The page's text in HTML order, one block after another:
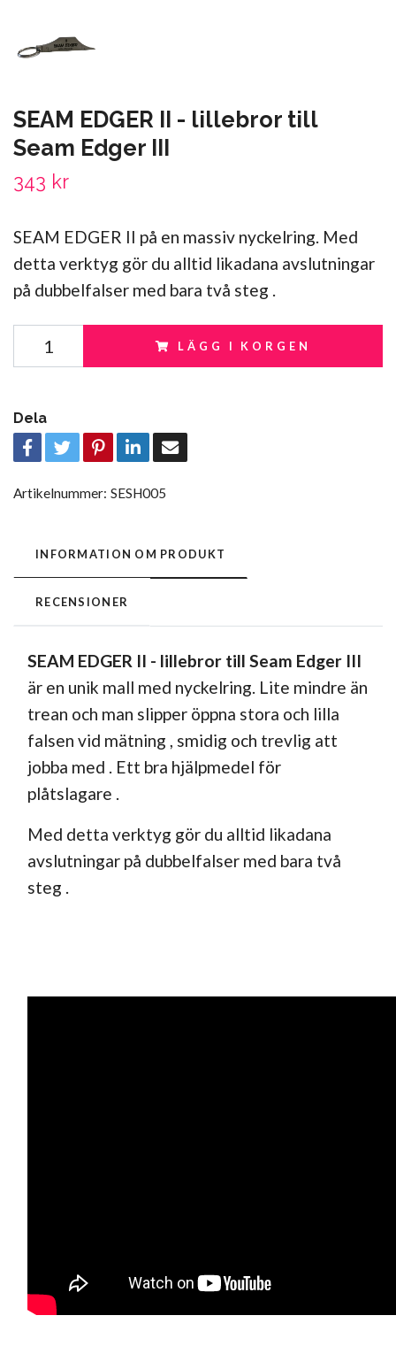
SEAM EDGER II - lillebror till
Seam Edger III
343 kr
SEAM EDGER II på en massiv nyckelring. Med
detta verktyg gör du alltid likadana avslutningar
på dubbelfalser med bara två steg .
LÄGG I KORGEN
Dela
Artikelnummer: SESH005
INFORMATION OM PRODUKT
RECENSIONER
SEAM EDGER II - lillebror till Seam Edger III
är en unik mall med nyckelring. Lite mindre än
trean och man slipper öppna stora och lilla
falsen vid mätning , smidig och trevlig att
jobba med . Ett bra hjälpmedel för
plåtslagare .
Med detta verktyg gör du alltid likadana
avslutningar på dubbelfalser med bara två
steg .